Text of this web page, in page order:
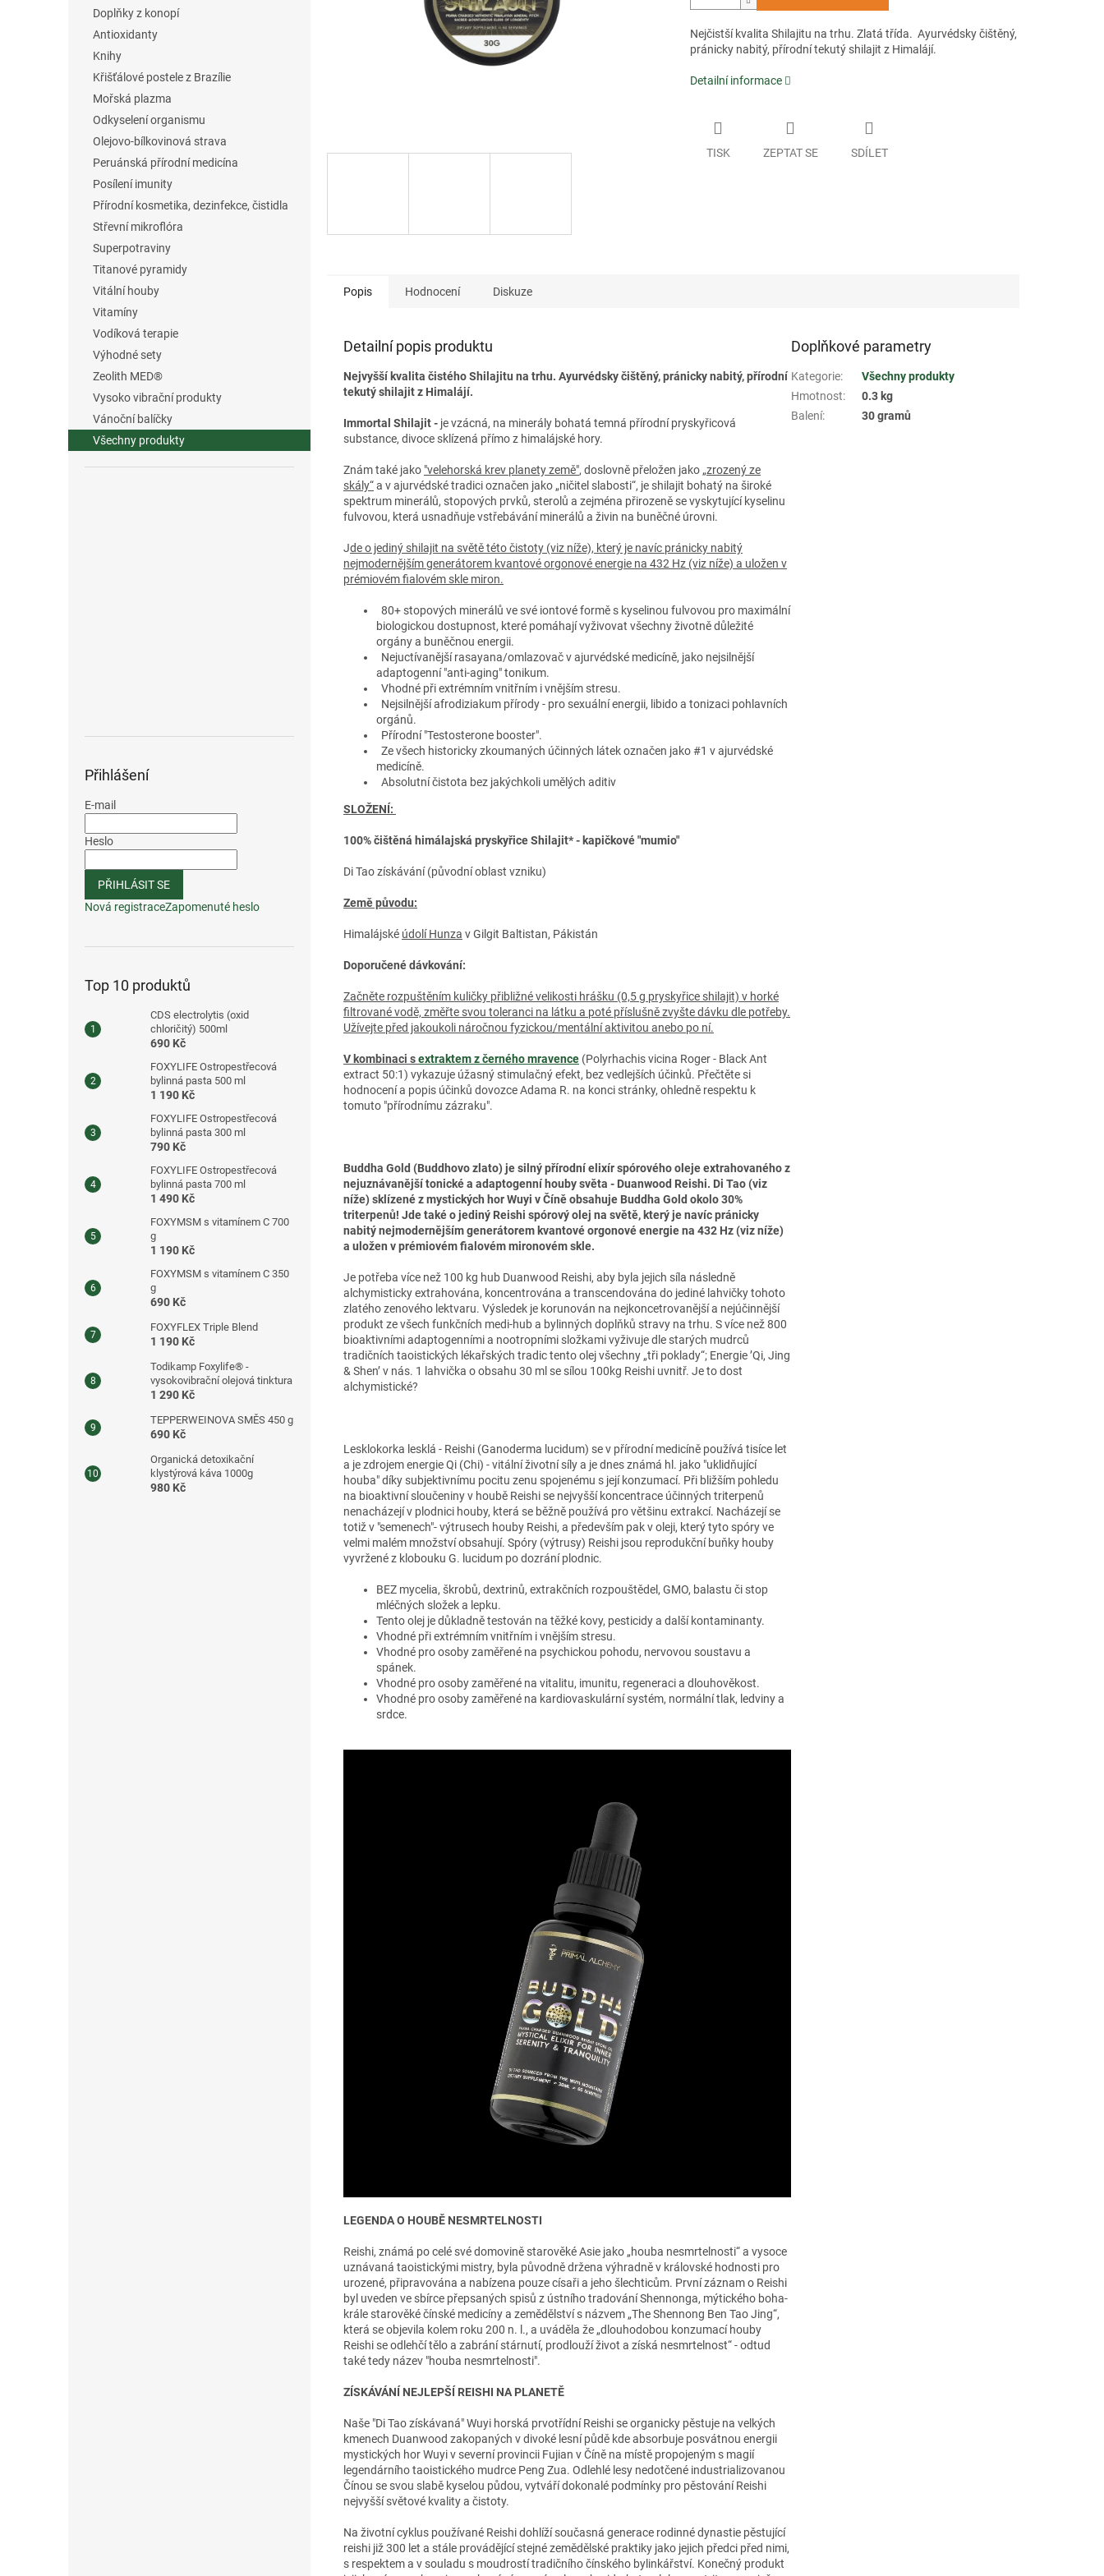
Doplňky z konopí
Antioxidanty
Knihy
Křišťálové postele z Brazílie
Mořská plazma
Odkyselení organismu
Olejovo-bílkovinová strava
Peruánská přírodní medicína
Posílení imunity
Přírodní kosmetika, dezinfekce, čistidla
Střevní mikroflóra
Superpotraviny
Titanové pyramidy
Vitální houby
Vitamíny
Vodíková terapie
Výhodné sety
Zeolith MED®
Vysoko vibrační produkty
Vánoční balíčky
Všechny produkty
Přihlášení
E-mail
Heslo
PŘIHLÁSIT SE
Nová registraceZapomenuté heslo
Top 10 produktů
CDS electrolytis (oxid
chloričitý) 500ml
690 Kč
FOXYLIFE Ostropestřecová
bylinná pasta 500 ml
1 190 Kč
FOXYLIFE Ostropestřecová
bylinná pasta 300 ml
790 Kč
FOXYLIFE Ostropestřecová
bylinná pasta 700 ml
1 490 Kč
FOXYMSM s vitamínem C 700
g
1 190 Kč
FOXYMSM s vitamínem C 350
g
690 Kč
FOXYFLEX Triple Blend
1 190 Kč
Todikamp Foxylife® -
vysokovibrační olejová tinktura
1 290 Kč
TEPPERWEINOVA SMĚS 450 g
690 Kč
Organická detoxikační
klystýrová káva 1000g
980 Kč
Nejčistší kvalita Shilajitu na trhu. Zlatá třída. Ayurvédsky čištěný,
pránicky nabitý, přírodní tekutý shilajit z Himalájí.
Detailní informace
TISK ZEPTAT SE SDÍLET
Popis Hodnocení Diskuze
Detailní popis produktu
Nejvyšší kvalita čistého Shilajitu na trhu. Ayurvédsky čištěný, pránicky nabitý, přírodní
tekutý shilajit z Himalájí.
Immortal Shilajit - je vzácná, na minerály bohatá temná přírodní pryskyřicová
substance, divoce sklízená přímo z himalájské hory.
Znám také jako "velehorská krev planety země", doslovně přeložen jako „zrozený ze
skály“a v ajurvédské tradici označen jako „ničitel slabosti“, je shilajit bohatý na široké
spektrum minerálů, stopových prvků, sterolů a zejména přirozeně se vyskytující kyselinu
fulvovou, která usnadňuje vstřebávání minerálů a živin na buněčné úrovni.
Jde o jediný shilajit na světě této čistoty (viz níže), který je navíc pránicky nabitý
nejmodernějším generátorem kvantové orgonové energie na 432 Hz (viz níže) a uložen v
prémiovém fialovém skle miron.
80+ stopových minerálů ve své iontové formě s kyselinou fulvovou pro maximální
biologickou dostupnost, které pomáhají vyživovat všechny životně důležité
orgány a buněčnou energii.
Nejuctívanější rasayana/omlazovač v ajurvédské medicíně, jako nejsilnější
adaptogenní "anti-aging" tonikum.
Vhodné při extrémním vnitřním i vnějším stresu.
Nejsilnější afrodiziakum přírody - pro sexuální energii, libido a tonizaci pohlavních
orgánů.
Přírodní "Testosterone booster".
Ze všech historicky zkoumaných účinných látek označen jako #1 v ajurvédské
medicíně.
Absolutní čistota bez jakýchkoli umělých aditiv
SLOŽENÍ:
100% čištěná himálajská pryskyřice Shilajit* - kapičkové "mumio"
Di Tao získávání (původní oblast vzniku)
Země původu:
Himalájské údolí Hunza v Gilgit Baltistan, Pákistán
Doporučené dávkování:
Začněte rozpuštěním kuličky přibližné velikosti hrášku (0,5 g pryskyřice shilajit) v horké
filtrované vodě, změřte svou toleranci na látku a poté příslušně zvyšte dávku dle potřeby.
Užívejte před jakoukoli náročnou fyzickou/mentální aktivitou anebo po ní.
V kombinaci sextraktem z černého mravence (Polyrhachis vicina Roger - Black Ant
extract 50:1) vykazuje úžasný stimulačný efekt, bez vedlejších účinků. Přečtěte si
hodnocení a popis účinků dovozce Adama R. na konci stránky, ohledně respektu k
tomuto "přírodnímu zázraku".
Buddha Gold (Buddhovo zlato) je silný přírodní elixír spórového oleje extrahovaného z
nejuznávanější tonické a adaptogenní houby světa - Duanwood Reishi. Di Tao (viz
níže) sklízené z mystických hor Wuyi v Číně obsahuje Buddha Gold okolo 30%
triterpenů! Jde také o jediný Reishi spórový olej na světě, který je navíc pránicky
nabitý nejmodernějším generátorem kvantové orgonové energie na 432 Hz (viz níže)
a uložen v prémiovém fialovém mironovém skle.
Je potřeba více než 100 kg hub Duanwood Reishi, aby byla jejich síla následně
alchymisticky extrahována, koncentrována a transcendována do jediné lahvičky tohoto
zlatého zenového lektvaru. Výsledek je korunován na nejkoncetrovanější a nejúčinnější
produkt ze všech funkčních medi-hub a bylinných doplňků stravy na trhu. S více než 800
bioaktivními adaptogenními a nootropními složkami vyživuje dle starých mudrců
tradičních taoistických lékařských tradic tento olej všechny „tři poklady“; Energie ’Qi, Jing
& Shen’ v nás. 1 lahvička o obsahu 30 ml se sílou 100kg Reishi uvnitř. Je to dost
alchymistické?
Lesklokorka lesklá - Reishi (Ganoderma lucidum) se v přírodní medicíně používá tisíce let
a je zdrojem energie Qi (Chi) - vitální životní síly a je dnes známá hl. jako "uklidňující
houba" díky subjektivnímu pocitu zenu spojenému s její konzumací. Při bližším pohledu
na bioaktivní sloučeniny v houbě Reishi se nejvyšší koncentrace účinných triterpenů
nenacházejí v plodnici houby, která se běžně používá pro většinu extrakcí. Nacházejí se
totiž v "semenech"- výtrusech houby Reishi, a především pak v oleji, který tyto spóry ve
velmi malém množství obsahují. Spóry (výtrusy) Reishi jsou reprodukční buňky houby
vyvržené z klobouku G. lucidum po dozrání plodnic.
BEZ mycelia, škrobů, dextrinů, extrakčních rozpouštědel, GMO, balastu či stop
mléčných složek a lepku.
Tento olej je důkladně testován na těžké kovy, pesticidy a další kontaminanty.
Vhodné při extrémním vnitřním i vnějším stresu.
Vhodné pro osoby zaměřené na psychickou pohodu, nervovou soustavu a
spánek.
Vhodné pro osoby zaměřené na vitalitu, imunitu, regeneraci a dlouhověkost.
Vhodné pro osoby zaměřené na kardiovaskulární systém, normální tlak, ledviny a
srdce.
LEGENDA O HOUBĚ NESMRTELNOSTI
Reishi, známá po celé své domovině starověké Asie jako „houba nesmrtelnosti“ a vysoce
uznávaná taoistickými mistry, byla původně držena výhradně v královské hodnosti pro
urozené, připravována a nabízena pouze císaři a jeho šlechticům. První záznam o Reishi
byl uveden ve sbírce přepsaných spisů z ústního tradování Shennonga, mýtického boha-
krále starověké čínské medicíny a zemědělství s názvem „The Shennong Ben Tao Jing“,
která se objevila kolem roku 200 n. l., a uváděla že „dlouhodobou konzumací houby
Reishi se odlehčí tělo a zabrání stárnutí, prodlouží život a získá nesmrtelnost“ - odtud
také tedy název "houba nesmrtelnosti".
ZÍSKÁVÁNÍ NEJLEPŠÍ REISHI NA PLANETĚ
Naše "Di Tao získávaná" Wuyi horská prvotřídní Reishi se organicky pěstuje na velkých
kmenech Duanwood zakopaných v divoké lesní půdě kde absorbuje posvátnou energii
mystických hor Wuyi v severní provincii Fujian v Číně na místě propojeným s magií
legendárního taoistického mudrce Peng Zua. Odlehlé lesy nedotčené industrializovanou
Čínou se svou slabě kyselou půdou, vytváří dokonalé podmínky pro pěstování Reishi
nejvyšší světové kvality a čistoty.
Na životní cyklus používané Reishi dohlíží současná generace rodinné dynastie pěstující
reishi již 300 let a stále provádějící stejné zemědělské praktiky jako jejich předci před nimi,
s respektem a v souladu s moudrostí tradičního čínského bylinkářství. Konečný produkt
Doplňkové parametry
Kategorie:
Všechny produkty
Hmotnost:
0.3 kg
Balení: 30 gramů